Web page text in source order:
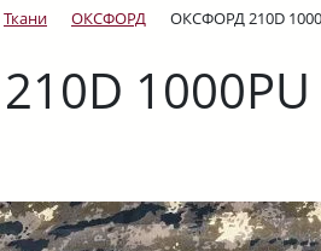
Ткани ОКСФОРД ОКСФОРД 210D